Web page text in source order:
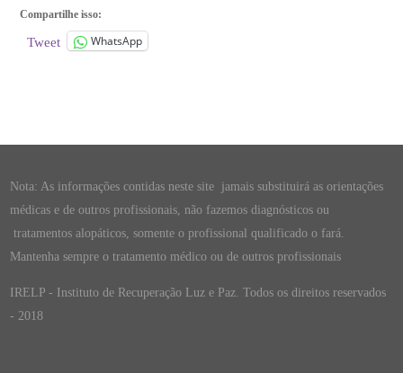
Compartilhe isso:
Tweet WhatsApp
Nota: As informações contidas neste site jamais substituirá as orientações
médicas e de outros profissionais, não fazemos diagnósticos ou
tratamentos alopáticos, somente o profissional qualificado o fará.
Mantenha sempre o tratamento médico ou de outros profissionais
IRELP - Instituto de Recuperação Luz e Paz. Todos os direitos reservados
- 2018